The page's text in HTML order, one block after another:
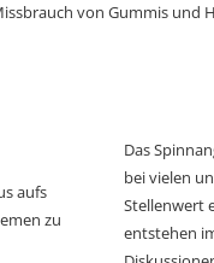
von Gummis und
aufs
zu
Das
bei vielen
Stellenwert
entstehen